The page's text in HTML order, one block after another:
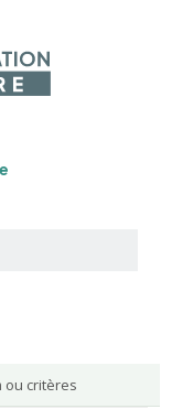
ou critères